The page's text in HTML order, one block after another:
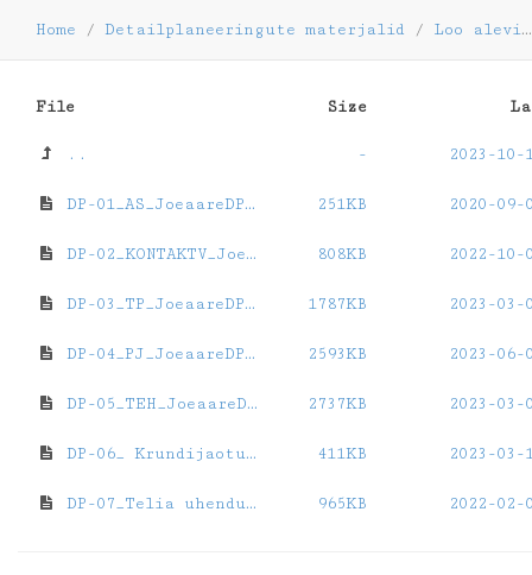
Home / Detailplaneeringute materjalid / Loo alevik, Jõeääre
File Size
.. - 2023-
DP-01_AS_JoeaareDP.pdf 251KB 2020-
DP-02_KONTAKTV_JoeaareDP.pdf 808KB 2022-
DP-03_TP_JoeaareDP_2023_03_03.pdf 1787KB 2023-
DP-04_PJ_JoeaareDP_2023_03_17.pdf 2593KB 2023-
DP-05_TEH_JoeaareDP_2023_03_03.pdf 2737KB 2023-
DP-06_ Krundijaotus_Joeaare_DP_2023_03_17.pdf 411KB 2023-
DP-07_Telia uhenduse skeem.pdf 965KB 2022-